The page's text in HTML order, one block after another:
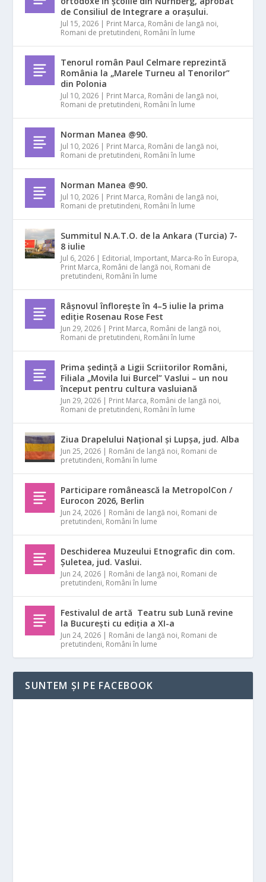
de Consiliul de Integrare a orașului.
Jul 15, 2026 | Print Marca, Români de langă noi,
Romani de pretutindeni, Români în lume
Tenorul român Paul Celmare reprezintă
România la „Marele Turneu al Tenorilor”
din Polonia
Jul 10, 2026 | Print Marca, Români de langă noi,
Romani de pretutindeni, Români în lume
Norman Manea @90.
Jul 10, 2026 | Print Marca, Români de langă noi,
Romani de pretutindeni, Români în lume
Norman Manea @90.
Jul 10, 2026 | Print Marca, Români de langă noi,
Romani de pretutindeni, Români în lume
Summitul N.A.T.O. de la Ankara (Turcia) 7-
8 iulie
Jul 6, 2026 | Editorial, Important, Marca-Ro în Europa,
Print Marca, Români de langă noi, Romani de
pretutindeni, Români în lume
Râșnovul înflorește în 4–5 iulie la prima
ediție Rosenau Rose Fest
Jun 29, 2026 | Print Marca, Români de langă noi,
Romani de pretutindeni, Români în lume
Prima ședință a Ligii Scriitorilor Români,
Filiala „Movila lui Burcel” Vaslui – un nou
început pentru cultura vasluiană
Jun 29, 2026 | Print Marca, Români de langă noi,
Romani de pretutindeni, Români în lume
Ziua Drapelului Național și Lupșa, jud. Alba
Jun 25, 2026 | Români de langă noi, Romani de
pretutindeni, Români în lume
Participare românească la MetropolCon /
Eurocon 2026, Berlin
Jun 24, 2026 | Români de langă noi, Romani de
pretutindeni, Români în lume
Deschiderea Muzeului Etnografic din com.
Șuletea, jud. Vaslui.
Jun 24, 2026 | Români de langă noi, Romani de
pretutindeni, Români în lume
Festivalul de artă Teatru sub Lună revine
la București cu ediția a XI-a
Jun 24, 2026 | Români de langă noi, Romani de
pretutindeni, Români în lume
SUNTEM ȘI PE FACEBOOK